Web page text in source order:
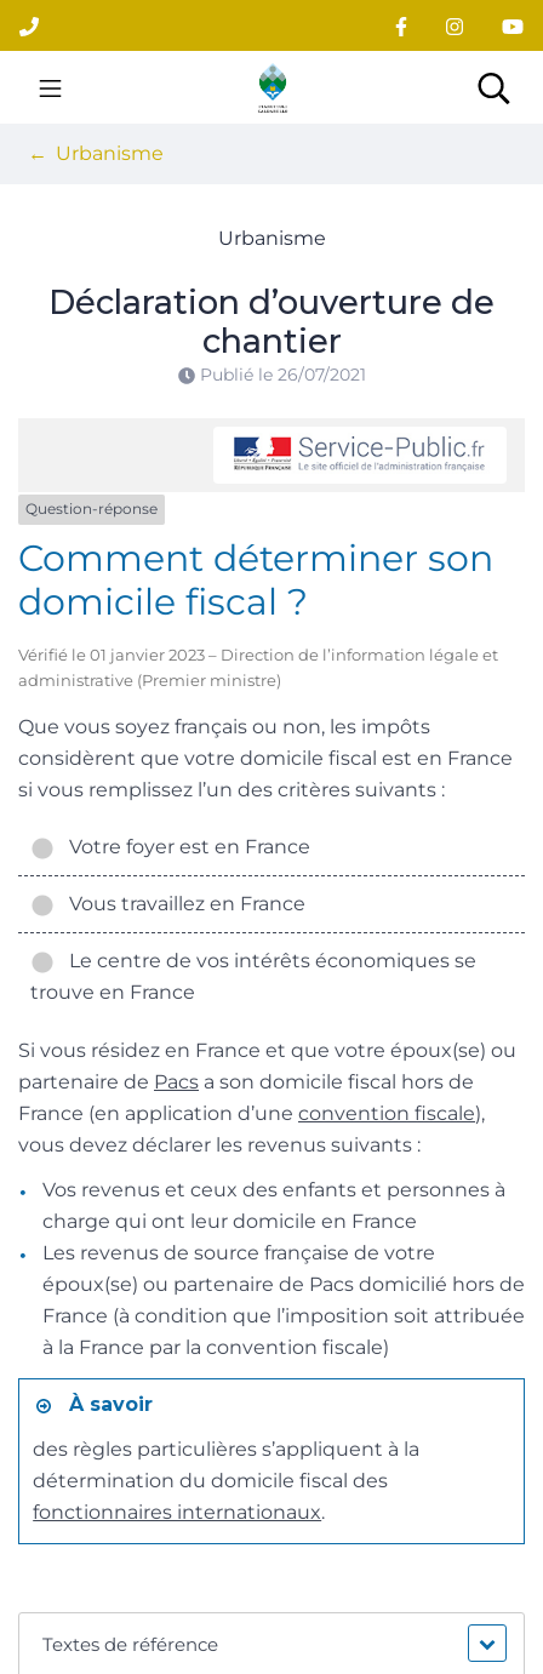
Aller
au
contenu
Site officiel du village
Urbanisme
Urbanisme
Déclaration d’ouverture de
chantier
Publié le 26/07/2021
Question-réponse
Comment déterminer son
domicile fiscal ?
Vérifié le 01 janvier 2023 – Direction de l’information légale et
administrative (Premier ministre)
Que vous soyez français ou non, les impôts
considèrent que votre domicile fiscal est en France
si vous remplissez l’un des critères suivants :
Votre foyer est en France
Vous travaillez en France
Le centre de vos intérêts économiques se
trouve en France
Si vous résidez en France et que votre époux(se) ou
partenaire de Pacs a son domicile fiscal hors de
France (en application d’une convention fiscale),
vous devez déclarer les revenus suivants :
Vos revenus et ceux des enfants et personnes à
charge qui ont leur domicile en France
Les revenus de source française de votre
époux(se) ou partenaire de Pacs domicilié hors de
France (à condition que l’imposition soit attribuée
à la France par la convention fiscale)
À savoir
des règles particulières s’appliquent à la
détermination du domicile fiscal des
fonctionnaires internationaux.
Textes de référence